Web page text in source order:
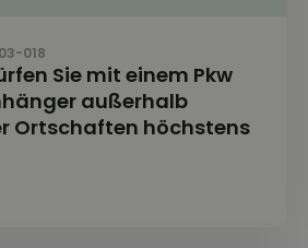
018
Sie mit einem Pkw
außerhalb
Ortschaften höchstens